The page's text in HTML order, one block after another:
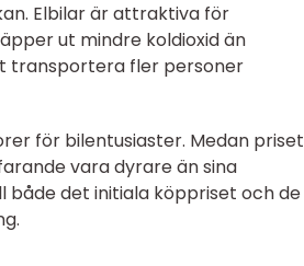
Elbilar är attraktiva för
ut mindre koldioxid än
transportera fler personer
för bilentusiaster. Medan priset
vara dyrare än sina
både det initiala köppriset och de